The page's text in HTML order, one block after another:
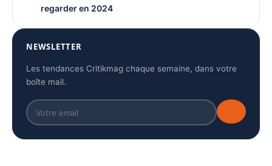
regarder en 2024
NEWSLETTER
Les tendances Critikmag chaque semaine, dans votre
boîte mail.